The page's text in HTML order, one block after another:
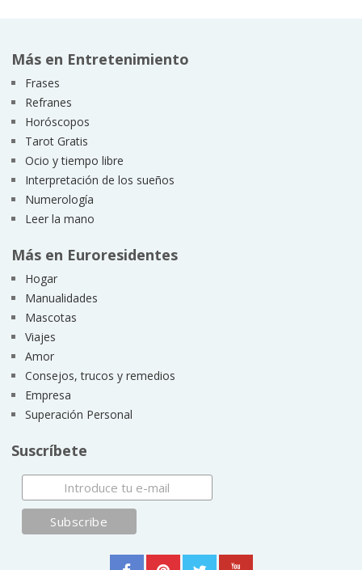
Más en Entretenimiento
Frases
Refranes
Horóscopos
Tarot Gratis
Ocio y tiempo libre
Interpretación de los sueños
Numerología
Leer la mano
Más en Euroresidentes
Hogar
Manualidades
Mascotas
Viajes
Amor
Consejos, trucos y remedios
Empresa
Superación Personal
Suscríbete